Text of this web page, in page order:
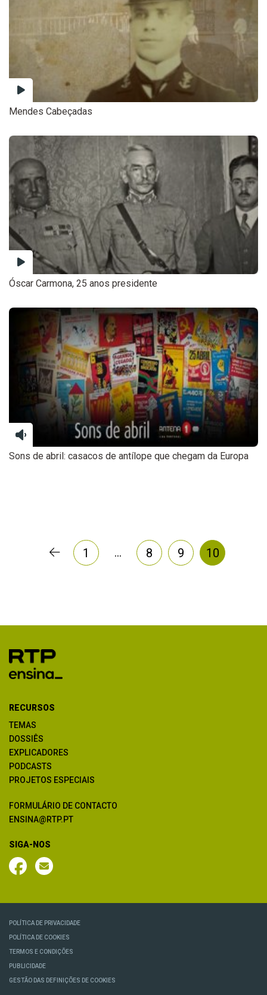
Mendes Cabeçadas
Óscar Carmona, 25 anos presidente
Sons de abril: casacos de antílope que chegam da Europa
1 … 8 9 10
RECURSOS
TEMAS
DOSSIÊS
EXPLICADORES
PODCASTS
PROJETOS ESPECIAIS
FORMULÁRIO DE CONTACTO
ENSINA@RTP.PT
SIGA-NOS
POLÍTICA DE PRIVACIDADE
POLÍTICA DE COOKIES
TERMOS E CONDIÇÕES
PUBLICIDADE
GESTÃO DAS DEFINIÇÕES DE COOKIES